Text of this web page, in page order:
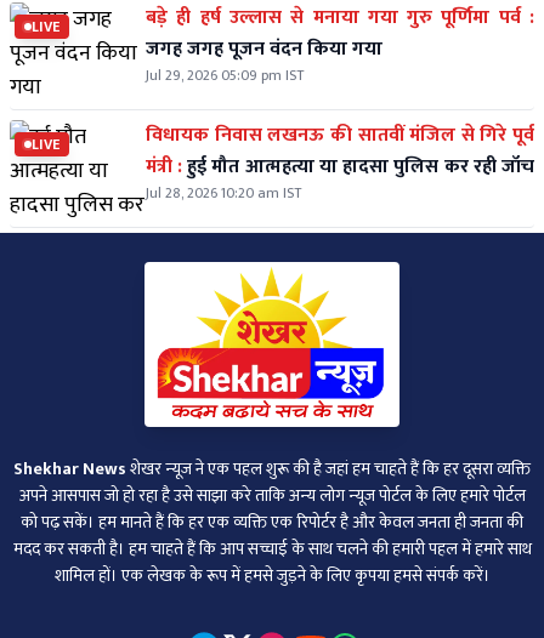
LIVE
बड़े ही हर्ष उल्लास से मनाया गया गुरु पूर्णिमा पर्व :
जगह जगह पूजन वंदन किया गया
Jul 29, 2026 05:09 pm IST
LIVE
विधायक निवास लखनऊ की सातवीं मंजिल से गिरे पूर्व
मंत्री :हुई मौत आत्महत्या या हादसा पुलिस कर रही जॉच
Jul 28, 2026 10:20 am IST
Shekhar Newsशेखर न्‍यूज ने एक पहल शुरू की है जहां हम चाहते हैं कि हर दूसरा व्‍यक्ति
अपने आसपास जो हो रहा है उसे साझा करे ताकि अन्‍य लोग न्‍यूज पोर्टल के लिए हमारे पोर्टल
को पढ़ सकें। हम मानते हैं कि हर एक व्यक्ति एक रिपोर्टर है और केवल जनता ही जनता की
मदद कर सकती है। हम चाहते हैं कि आप सच्चाई के साथ चलने की हमारी पहल में हमारे साथ
शामिल हों। एक लेखक के रूप में हमसे जुड़ने के लिए कृपया हमसे संपर्क करें।